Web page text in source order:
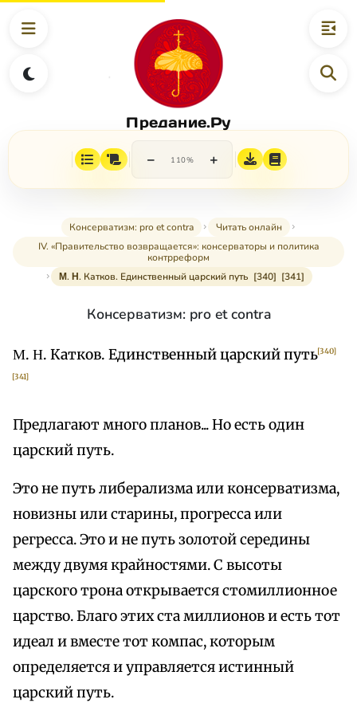
Предание.Ру
− 110% +
Консерватизм: pro et contra
Читать онлайн
IV. «Правительство возвращается»: консерваторы и политика
контрреформ
Μ. Η. Катков. Единственный царский путь [340] [341]
Консерватизм: pro et contra
Μ. Η. Катков. Единственный царский путь[340]
[341]
Предлагают много планов... Но есть один
царский путь.
Это не путь либерализма или консерватизма,
новизны или старины, прогресса или
регресса. Это и не путь золотой середины
между двумя крайностями. С высоты
царского трона открывается стомиллионное
царство. Благо этих ста миллионов и есть тот
идеал и вместе тот компас, которым
определяется и управляется истинный
царский путь.